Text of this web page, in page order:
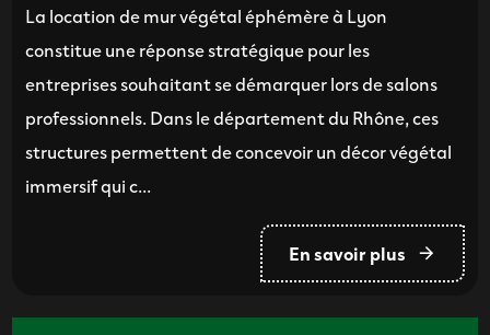
La location de mur végétal éphémère à Lyon
constitue une réponse stratégique pour les
entreprises souhaitant se démarquer lors de salons
professionnels. Dans le département du Rhône, ces
structures permettent de concevoir un décor végétal
immersif qui c...
En savoir plus